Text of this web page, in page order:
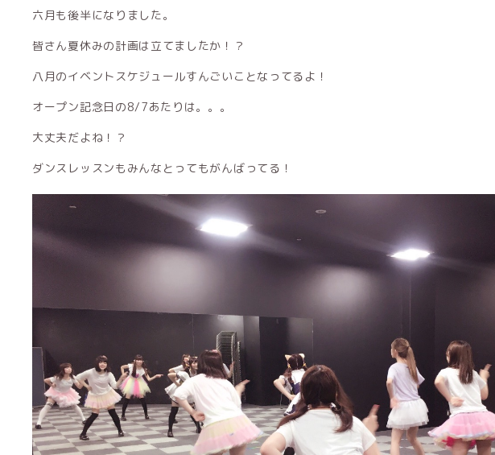
六月も後半になりました。
皆さん夏休みの計画は立てましたか！？
八月のイベントスケジュールすんごいことなってるよ！
オープン記念日の8/7あたりは。。。
大丈夫だよね！？
ダンスレッスンもみんなとってもがんばってる！